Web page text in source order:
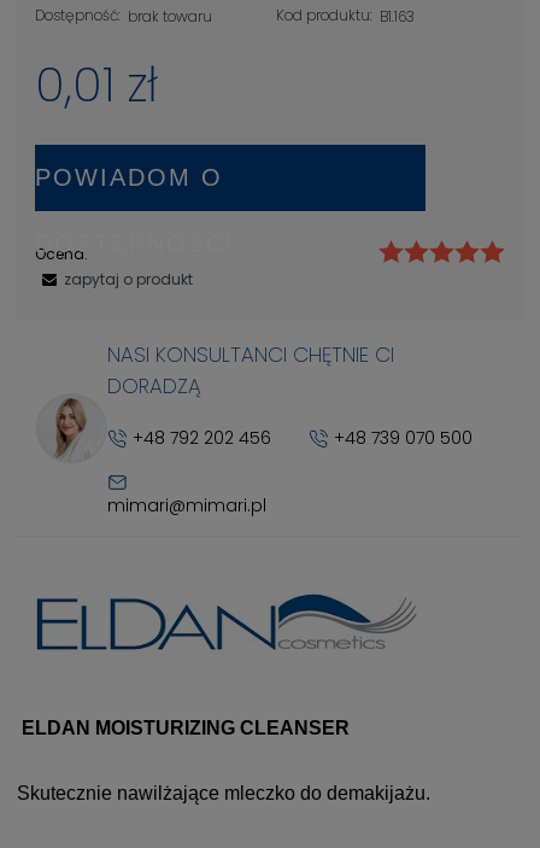
Dostępność: brak towaru Kod produktu: B1.163
0,01 zł
POWIADOM O
DOSTĘPNOŚCI
Ocena:
zapytaj o produkt
NASI KONSULTANCI CHĘTNIE CI
DORADZĄ
+48 792 202 456 +48 739 070 500
mimari@mimari.pl
ELDAN MOISTURIZING CLEANSER
Skutecznie nawilżające mleczko do demakijażu.